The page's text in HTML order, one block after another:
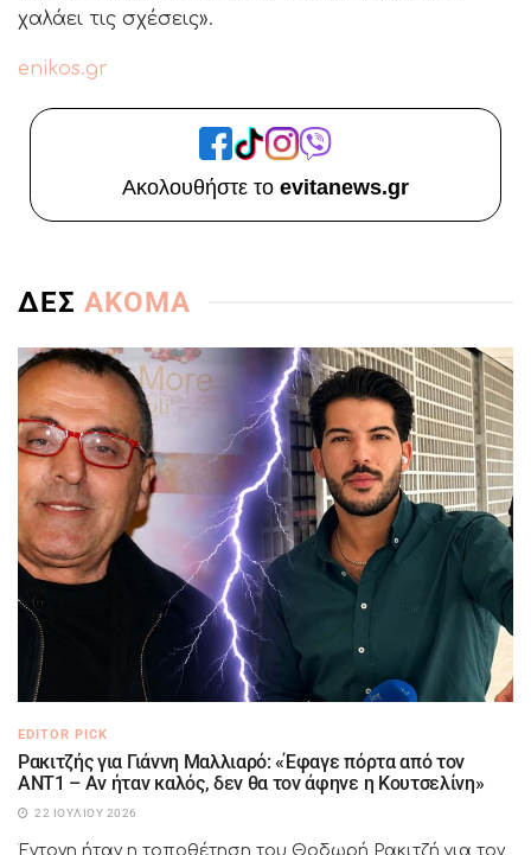
χαλάει τις σχέσεις».
enikos.gr
Ακολουθήστε το evitanews.gr
ΔΕΣ ΑΚΟΜΑ
EDITOR PICK
Ρακιτζής για Γιάννη Μαλλιαρό: «Έφαγε πόρτα από τον
ΑΝΤ1 – Αν ήταν καλός, δεν θα τον άφηνε η Κουτσελίνη»
22 ΙΟΥΛΊΟΥ 2026
Έντονη ήταν η τοποθέτηση του Θοδωρή Ρακιτζή για τον